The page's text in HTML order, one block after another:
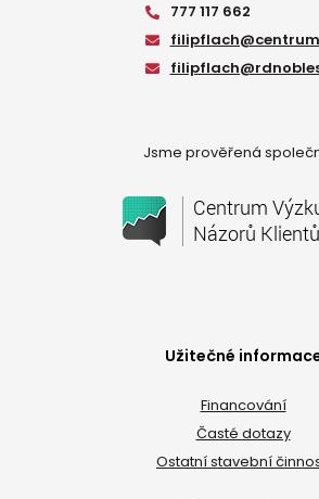
777 117 662
Jsme prověřená
Užitečné
Financování
Časté dotazy
Ostatní stavební